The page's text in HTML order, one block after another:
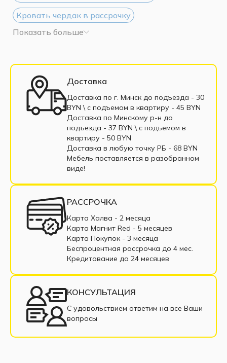
Кровать чердак в рассрочку
Показать больше
Доставка
Доставка по г. Минск до подъезда - 30
BYN \ c подъемом в квартиру - 45 BYN
Доставка по Минскому р-н до
подъезда - 37 BYN \ c подъемом в
квартиру - 50 BYN
Доставка в любую точку РБ - 68 BYN
Мебель поставляется в разобранном
виде!
РАССРОЧКА
Карта Халва - 2 месяца
Карта Магнит Red - 5 месяцев
Карта Покупок - 3 месяца
Беспроцентная рассрочка до 4 мес.
Кредитование до 24 месяцев
КОНСУЛЬТАЦИЯ
С удовольствием ответим на все Ваши
вопросы